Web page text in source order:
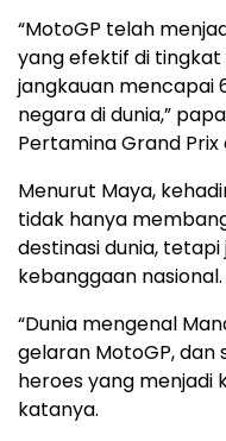
“MotoGP telah
yang efektif di
jangkauan mencapai
negara di dunia,”
Pertamina Grand
Menurut Maya,
tidak hanya
destinasi dunia,
kebanggaan nasional.
“Dunia mengenal
gelaran MotoGP,
heroes yang menjadi
katanya.